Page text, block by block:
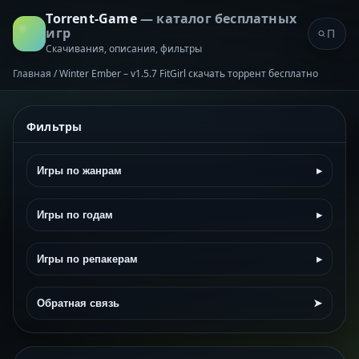
Torrent-Game— каталог бесплатных
игр
Скачивания, описания, фильтры
Главная /Winter Ember – v1.5.7 FitGirl скачать торрент бесплатно
Фильтры
Игры по жанрам ▸
Игры по годам ▸
Игры по репакерам ▸
Обратная связь ➤